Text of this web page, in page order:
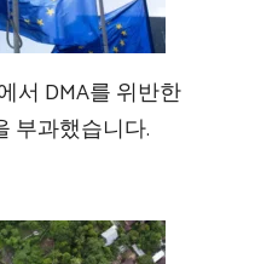
서 DMA를 위반한
부과했습니다.